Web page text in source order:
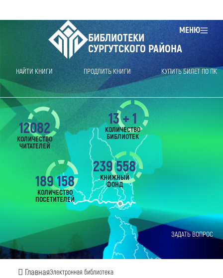
МЕНЮ
БИБЛИОТЕКИ
СУРГУТСКОГО РАЙОНА
НАЙТИ КНИГИ ПРОДЛИТЬ КНИГИ КУПИТЬ БИЛЕТ ПО ПК
ЗАДАТЬ ВОПРОС
ГлавнаяЭлектронная библиотека
12082
КОЛИЧЕСТВО
ЧИТАТЕЛЕЙ
189 158
КОЛИЧЕСТВО
ПОСЕТИТЕЛЕЙ
239 558
КНИЖНЫЙ
ФОНД
13 + 1
КОЛИЧЕСТВО
БИБЛИОТЕК